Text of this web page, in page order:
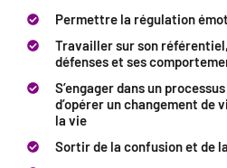
Permettre la régulation
Travailler sur son
défenses et ses
S’engager dans un
d’opérer un changement de
la vie
Sortir de la confusion et de